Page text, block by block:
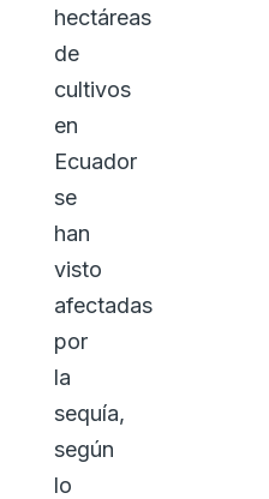
hectáreas
de
cultivos
en
Ecuador
se
han
visto
afectadas
por
la
sequía,
según
lo